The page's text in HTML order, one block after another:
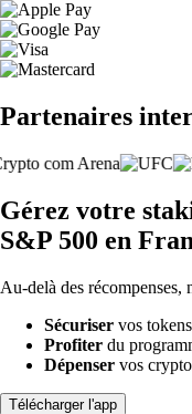
Partenaires
Gérez votre
S&P 500 en
Au-delà des récompenses,
Sécuriser vos
Profiter du
Dépenser vos
Télécharger l'app